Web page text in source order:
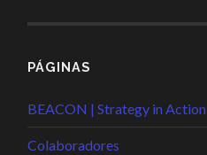
PÁGINAS
BEACON | Strategy in Action
Colaboradores